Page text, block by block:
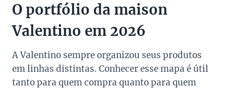
O portfólio da maison
Valentino em 2026
A Valentino sempre organizou seus produtos
em linhas distintas. Conhecer esse mapa é útil
tanto para quem compra quanto para quem